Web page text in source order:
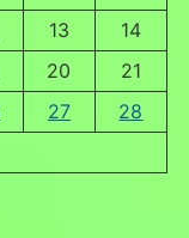
13
14
20
21
27
28